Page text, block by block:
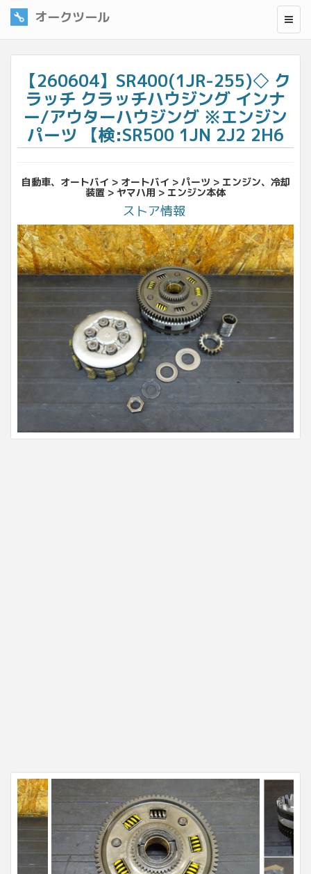
オークツール
【260604】SR400(1JR-255)◇ ク
ラッチ クラッチハウジング インナ
ー/アウターハウジング ※エンジン
パーツ 【検:SR500 1JN 2J2 2H6
自動車、オートバイ > オートバイ > パーツ > エンジン、冷却
装置 > ヤマハ用 > エンジン本体
ストア情報